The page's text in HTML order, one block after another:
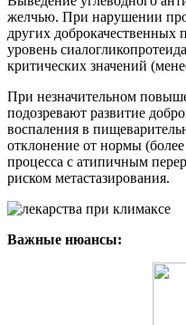
желчью. При нарушении
других доброкачественных
уровень
критических значений
При незначительном
подозревают развитие
воспаления в
отклонение от нормы
процесса с атипичным
риском метастазирования.
Важные нюансы: